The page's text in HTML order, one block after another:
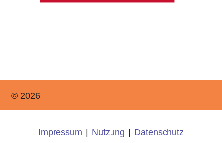
© 2026
Impressum Nutzung Datenschutz